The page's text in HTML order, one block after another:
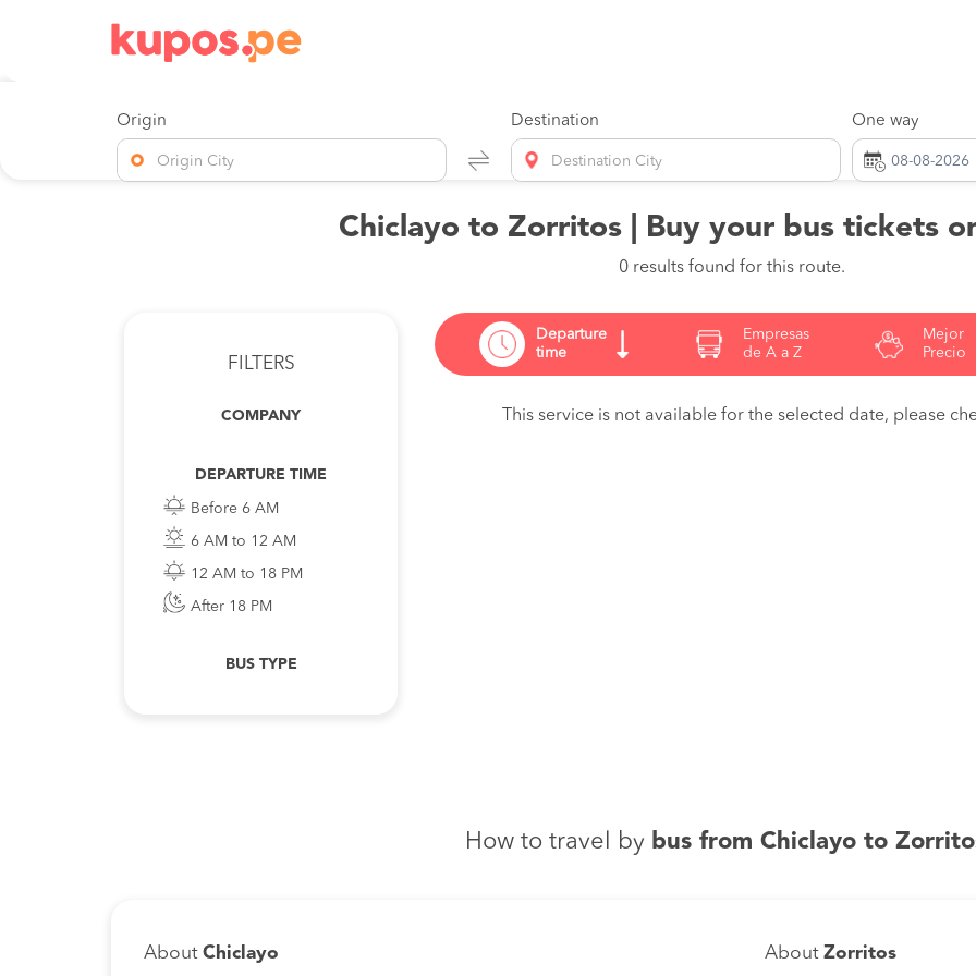
Origin
Origin City
Destination
Destination City
One way
Chiclayo to Zorritos | Buy your bus tickets
0 results found for this route.
FILTERS
COMPANY
DEPARTURE TIME
Before 6 AM
6 AM to 12 AM
12 AM to 18 PM
After 18 PM
BUS TYPE
Departure
time
Empresas
de A a Z
Mejor
Precio
This service is not available for the selected date, please
How to travel by bus from Chiclayo to
About Chiclayo About Zorritos